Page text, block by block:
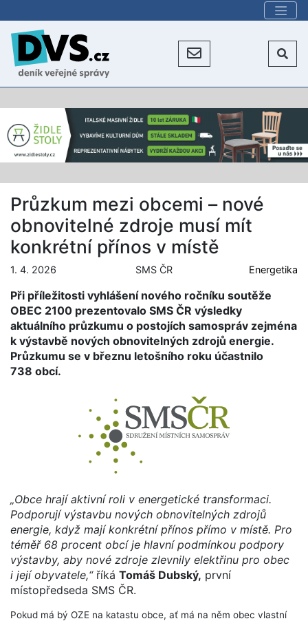
Průzkum mezi obcemi – nové
obnovitelné zdroje musí mít
konkrétní přínos v místě
1. 4. 2026 SMS ČR Energetika
Při příležitosti vyhlášení nového ročníku soutěže
OBEC 2100 prezentovalo SMS ČR výsledky
aktuálního průzkumu o postojích samospráv zejména
k výstavbě nových obnovitelných zdrojů energie.
Průzkumu se v březnu letošního roku účastnilo
738 obcí.
„Obce hrají aktivní roli v energetické transformaci.
Podporují výstavbu nových obnovitelných zdrojů
energie, když mají konkrétní přínos přímo v místě. Pro
téměř 68 procent obcí je hlavní podmínkou podpory
výstavby, aby nové zdroje zlevnily elektřinu pro obec
i její obyvatele,“říká Tomáš Dubský, první
místopředseda SMS ČR.
Pokud má bý OZE na katastu obce, ať má na něm obec vlastní